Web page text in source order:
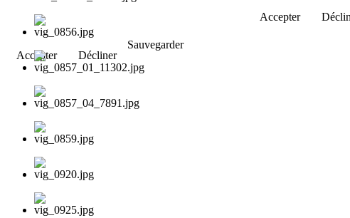
Accepter
Accepter
Décliner
Sauvegarder